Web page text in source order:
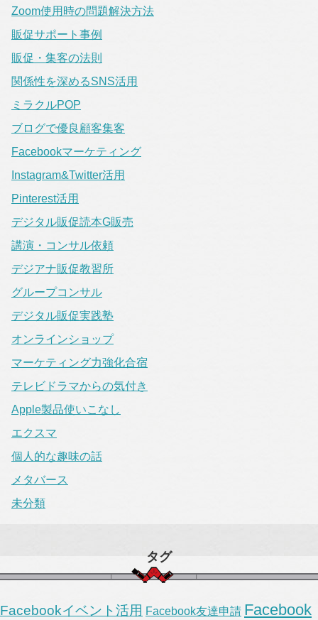
Zoom使用時の問題解決方法
販促サポート事例
販促・集客の法則
関係性を深めるSNS活用
ミラクルPOP
ブログで優良顧客集客
Facebookマーケティング
Instagram&Twitter活用
Pinterest活用
デジタル販促読本G販売
講演・コンサル依頼
デジアナ販促教習所
グループコンサル
デジタル販促実践塾
オンラインショップ
マーケティング力強化合宿
テレビドラマからの気付き
Apple製品使いこなし
エクスマ
個人的な趣味の話
メタバース
未分類
タグ
Facebookイベント活用 Facebook友達申請 Facebook